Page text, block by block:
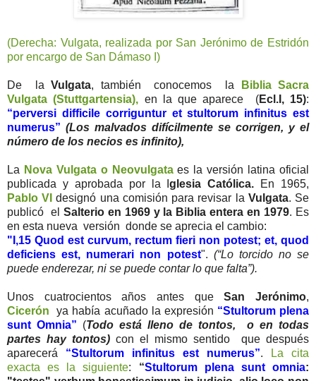
(Derecha: Vulgata, realizada por San Jerónimo de Estridón
por encargo de San Dámaso I)
De laVulgata, también conocemos la
Biblia Sacra
Vulgata (Stuttgartensia), en la que aparece (Ecl.I, 15):
“perversi difficile corriguntur et stultorum infinitus est
numerus” (Los malvados difícilmente se corrigen, y el
número de los necios es infinito),
La Nova Vulgata o Neovulgata es la versión latina oficial
publicada y aprobada por la Iglesia Católica. En 1965,
Pablo VI designó una comisión para revisar la Vulgata. Se
publicó el Salterio en 1969 y la Biblia entera en 1979. Es
en esta nueva versión donde se aprecia el cambio:
"I,15 Quod est curvum, rectum fieri non potest; et, quod
deficiens est, numerari non potest". (“Lo torcido no se
puede enderezar, ni se puede contar lo que falta”).
Unos cuatrocientos años antes queSan Jerónimo,
Cicerón ya había acuñado la expresión “Stultorum plena
sunt Omnia” (Todo está lleno de tontos, o en todas
partes hay tontos) con el mismo sentido que después
aparecerá “Stultorum infinitus est numerus”.
La cita
exacta es la siguiente: “Stultorum plena sunt omnia: